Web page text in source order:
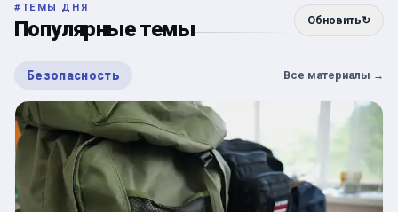
#ТЕМЫ ДНЯ
Популярные темы Обновить↻
Безопасность Все материалы →